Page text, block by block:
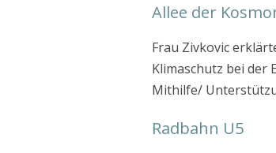
Allee der
Frau Zivkovic
Klimaschutz bei der
Mithilfe/
Radbahn U5